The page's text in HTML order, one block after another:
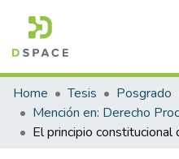
Communities & Collections
All of DSpace
Statistics
Home Tesis Posgrado